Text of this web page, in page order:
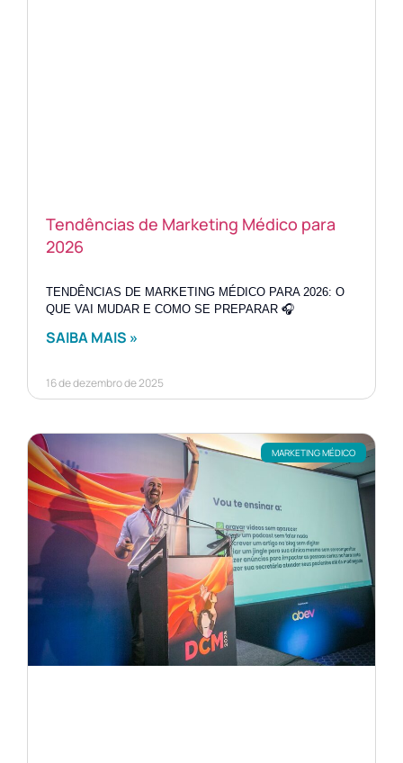
Tendências de Marketing Médico para
2026
TENDÊNCIAS DE MARKETING MÉDICO PARA 2026: O
QUE VAI MUDAR E COMO SE PREPARAR 🎧
SAIBA MAIS »
16 de dezembro de 2025
MARKETING MÉDICO